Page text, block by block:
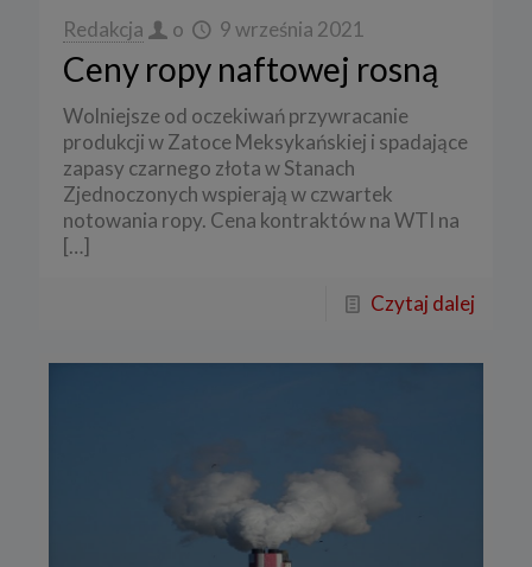
Redakcja o 9 września 2021
Ceny ropy naftowej rosną
Wolniejsze od oczekiwań przywracanie
produkcji w Zatoce Meksykańskiej i spadające
zapasy czarnego złota w Stanach
Zjednoczonych wspierają w czwartek
notowania ropy. Cena kontraktów na WTI na
[…]
Czytaj dalej